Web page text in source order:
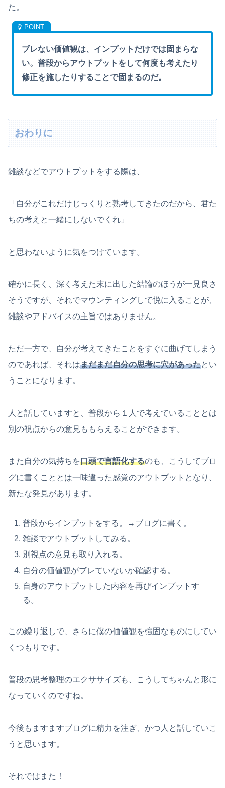
た。
ブレない価値観は、インプットだけでは固まらな
い。普段からアウトプットをして何度も考えたり
修正を施したりすることで固まるのだ。
おわりに
雑談などでアウトプットをする際は、
「自分がこれだけじっくりと熟考してきたのだから、君た
ちの考えと一緒にしないでくれ」
と思わないように気をつけています。
確かに長く、深く考えた末に出した結論のほうが一見良さ
そうですが、それでマウンティングして悦に入ることが、
雑談やアドバイスの主旨ではありません。
ただ一方で、自分が考えてきたことをすぐに曲げてしまう
のであれば、それはまだまだ自分の思考に穴があったとい
うことになります。
人と話していますと、普段から１人で考えていることとは
別の視点からの意見ももらえることができます。
また自分の気持ちを口頭で言語化するのも、こうしてブロ
グに書くこととは一味違った感覚のアウトプットとなり、
新たな発見があります。
普段からインプットをする。→ブログに書く。
雑談でアウトプットしてみる。
別視点の意見も取り入れる。
自分の価値観がブレていないか確認する。
自身のアウトプットした内容を再びインプットす
る。
この繰り返しで、さらに僕の価値観を強固なものにしてい
くつもりです。
普段の思考整理のエクササイズも、こうしてちゃんと形に
なっていくのですね。
今後もますますブログに精力を注ぎ、かつ人と話していこ
うと思います。
それではまた！